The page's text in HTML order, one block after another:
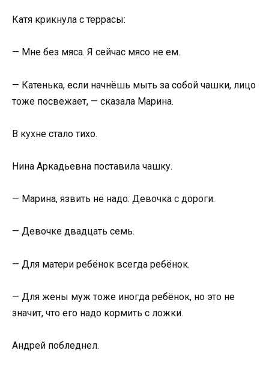
Катя крикнула с террасы:
— Мне без мяса. Я сейчас мясо не ем.
— Катенька, если начнёшь мыть за собой чашки, лицо
тоже посвежает, — сказала Марина.
В кухне стало тихо.
Нина Аркадьевна поставила чашку.
— Марина, язвить не надо. Девочка с дороги.
— Девочке двадцать семь.
— Для матери ребёнок всегда ребёнок.
— Для жены муж тоже иногда ребёнок, но это не
значит, что его надо кормить с ложки.
Андрей побледнел.